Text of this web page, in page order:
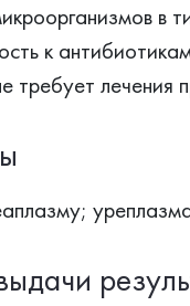
в
к
требует лечения